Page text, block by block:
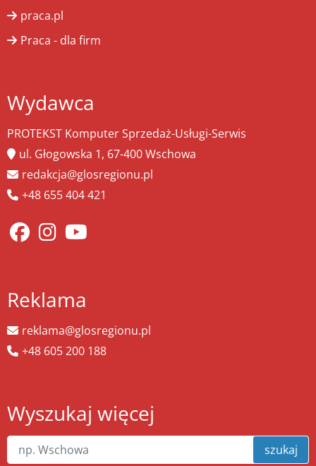
praca.pl
Praca - dla firm
Wydawca
PROTEKST Komputer Sprzedaż-Usługi-Serwis
ul. Głogowska 1, 67-400 Wschowa
redakcja@glosregionu.pl
+48 655 404 421
Reklama
reklama@glosregionu.pl
+48 605 200 188
Wyszukaj więcej
szukaj